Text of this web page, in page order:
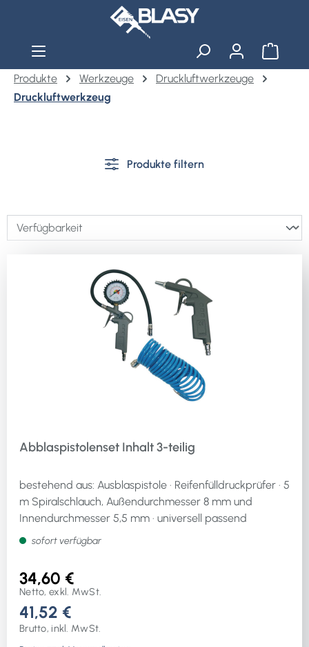
Zum Hauptinhalt springen
Produkte
Werkzeuge
Druckluftwerkzeuge
Druckluftwerkzeug
Produkte filtern
Abblaspistolenset Inhalt 3-teilig
bestehend aus: Ausblaspistole · Reifenfülldruckprüfer · 5
m Spiralschlauch, Außendurchmesser 8 mm und
Innendurchmesser 5,5 mm · universell passend
sofort verfügbar
34,60 €
Netto, exkl. MwSt.
41,52 €
Brutto, inkl. MwSt.